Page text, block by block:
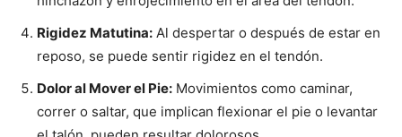
Rigidez Matutina: Al despertar o después de estar en
reposo, se puede sentir rigidez en el tendón.
Dolor al Mover el Pie: Movimientos como caminar,
correr o saltar, que implican flexionar el pie o levantar